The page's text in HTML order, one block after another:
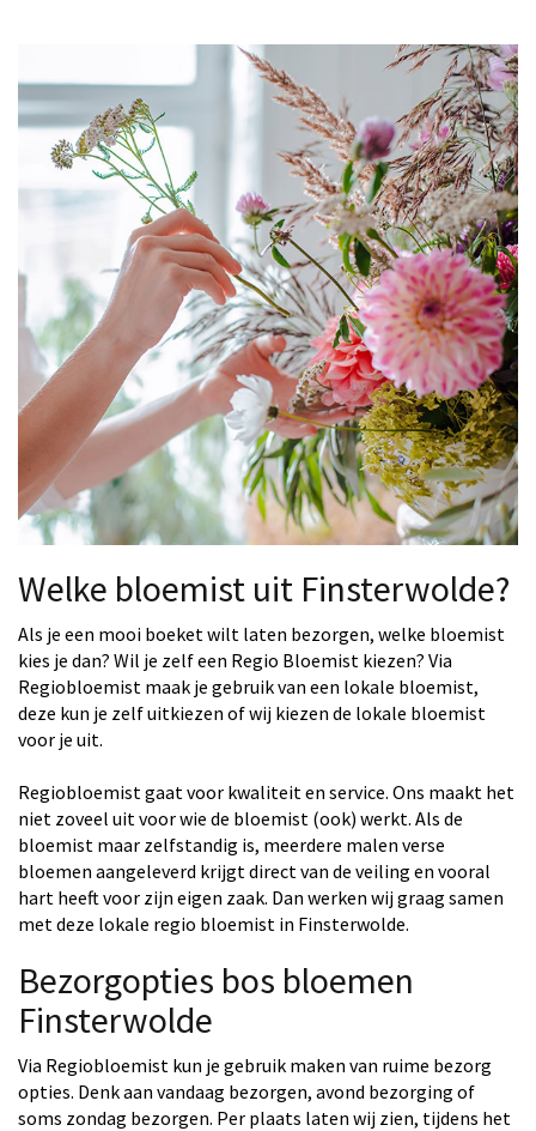
Welke bloemist uit Finsterwolde?
Als je een mooi boeket wilt laten bezorgen, welke bloemist
kies je dan? Wil je zelf een Regio Bloemist kiezen? Via
Regiobloemist maak je gebruik van een lokale bloemist,
deze kun je zelf uitkiezen of wij kiezen de lokale bloemist
voor je uit.
Regiobloemist gaat voor kwaliteit en service. Ons maakt het
niet zoveel uit voor wie de bloemist (ook) werkt. Als de
bloemist maar zelfstandig is, meerdere malen verse
bloemen aangeleverd krijgt direct van de veiling en vooral
hart heeft voor zijn eigen zaak. Dan werken wij graag samen
met deze lokale regio bloemist in Finsterwolde.
Bezorgopties bos bloemen
Finsterwolde
Via Regiobloemist kun je gebruik maken van ruime bezorg
opties. Denk aan vandaag bezorgen, avond bezorging of
soms zondag bezorgen. Per plaats laten wij zien, tijdens het